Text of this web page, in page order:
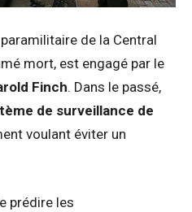
de la Central
mort, est engagé par le
Finch. Dans le passé,
de surveillance de
voulant éviter un
prédire les